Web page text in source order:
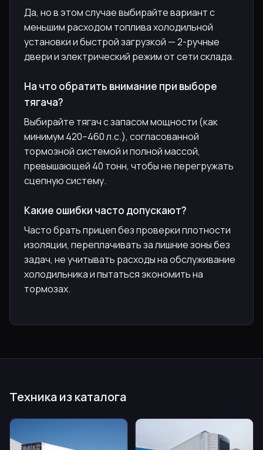
Да, но в этом случае выбирайте вариант с
меньшим расходом топлива холодильной
установки и быстрой загрузкой — 2-ручные
двери и электрический режим от сети склада.
На что обратить внимание при выборе
тягача?
Выбирайте тягач с запасом мощности (как
минимум 420–460 л.с.), согласованной
тормозной системой и полной массой,
превышающей 40 тонн, чтобы не перегружать
сцепную систему.
Какие ошибки часто допускают?
Часто брать прицеп без проверки плотности
изоляции, переплачивать за лишние зоны без
задач, не учитывать расходы на обслуживание
холодильника и пытаться экономить на
тормозах.
Техника из каталога